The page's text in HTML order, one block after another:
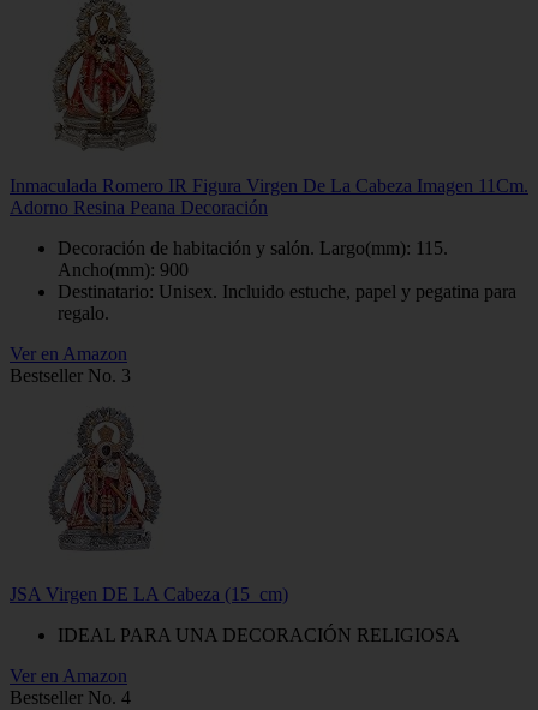
Inmaculada Romero IR Figura Virgen De La Cabeza Imagen 11Cm.
Adorno Resina Peana Decoración
Decoración de habitación y salón. Largo(mm): 115.
Ancho(mm): 900
Destinatario: Unisex. Incluido estuche, papel y pegatina para
regalo.
Ver en Amazon
Bestseller No. 3
JSA Virgen DE LA Cabeza (15_cm)
IDEAL PARA UNA DECORACIÓN RELIGIOSA
Ver en Amazon
Bestseller No. 4